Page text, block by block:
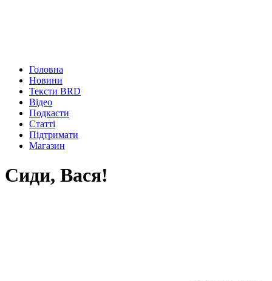
Головна
Новини
Тексти BRD
Відео
Подкасти
Статті
Підтримати
Магазин
Сиди, Вася!